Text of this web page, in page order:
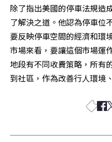
除了指出美國的停車法規造
了解決之道。他認為停車位
要反映停車空間的經濟和環
市場來看，要讓這個市場運
地段有不同收費策略，所有
到社區，作為改善行人環境